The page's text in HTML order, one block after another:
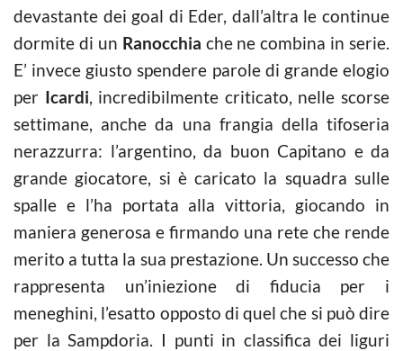
devastante dei goal di Eder, dall’altra le continue
dormite di un Ranocchia che ne combina in serie.
E’ invece giusto spendere parole di grande elogio
per Icardi, incredibilmente criticato, nelle scorse
settimane, anche da una frangia della tifoseria
nerazzurra: l’argentino, da buon Capitano e da
grande giocatore, si è caricato la squadra sulle
spalle e l’ha portata alla vittoria, giocando in
maniera generosa e firmando una rete che rende
merito a tutta la sua prestazione. Un successo che
rappresenta un’iniezione di fiducia per i
meneghini, l’esatto opposto di quel che si può dire
per la Sampdoria. I punti in classifica dei liguri